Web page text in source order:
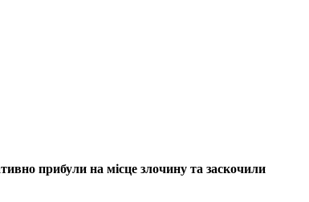
прибули на місце злочину та заскочили